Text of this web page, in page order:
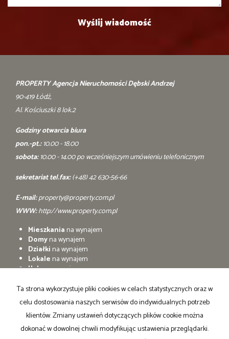
PROPERTY Agencja Nieruchomości Dębski Andrzej
90-419 Łódź,
Al. Kościuszki 8 lok.2
Godziny otwarcia biura
pon.-pt.:10.00 - 18.00
sobota:10.00 - 14.00 po wcześniejszym umówieniu telefonicznym
sekretariat tel.fax:(+48) 42 630-56-66
E-mail:property@property.com.pl
WWW:http://www.property.com.pl
Mieszkania na wynajem
Domyna wynajem
Działki na wynajem
Lokale na wynajem
Halena wynajem
Mieszkania
na sprzedaż
Domyna sprzedaż
Działkina sprzedaż
Lokalena sprzedaż
Halena sprzedaż
Ta strona wykorzystuje pliki cookies w celach statystycznych oraz w
celu dostosowania naszych serwisów do indywidualnych potrzeb
klientów. Zmiany ustawień dotyczących plików cookie można
dokonać w dowolnej chwili modyfikując ustawienia przeglądarki.